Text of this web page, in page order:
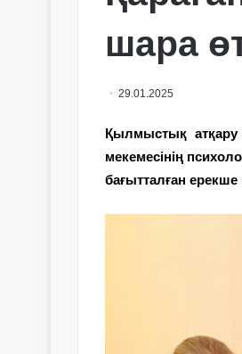
шара
29.01.2025
Қылмыстық атқару
мекемесінің
бағытталған ерекше